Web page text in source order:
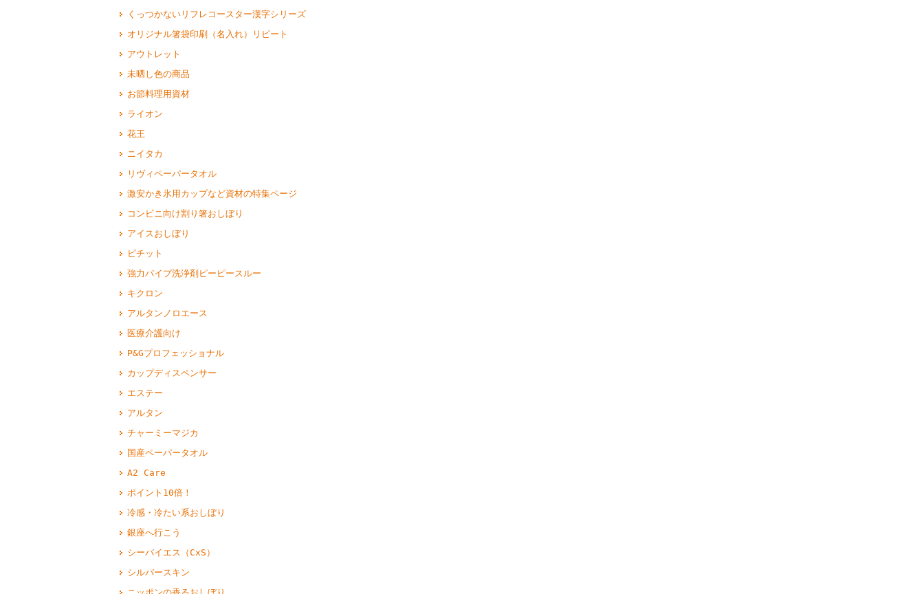
くっつかないリフレコースター漢字シリーズ
オリジナル箸袋印刷（名入れ）リピート
アウトレット
未晒し色の商品
お節料理用資材
ライオン
花王
ニイタカ
リヴィペーパータオル
激安かき氷用カップなど資材の特集ページ
コンビニ向け割り箸おしぼり
アイスおしぼり
ピチット
強力パイプ洗浄剤ピーピースルー
キクロン
アルタンノロエース
医療介護向け
P&Gプロフェッショナル
カップディスペンサー
エステー
アルタン
チャーミーマジカ
国産ペーパータオル
A2 Care
ポイント10倍！
冷感・冷たい系おしぼり
銀座へ行こう
シーバイエス（CxS）
シルバースキン